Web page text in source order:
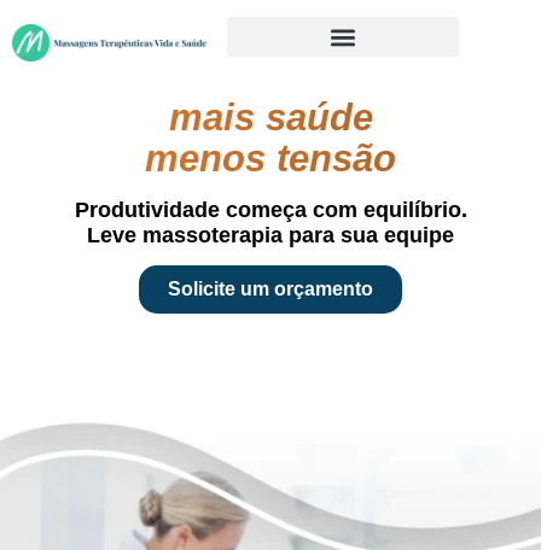
mais saúde
menos tensão
Produtividade começa com equilíbrio.
Leve massoterapia para sua equipe
Solicite um orçamento